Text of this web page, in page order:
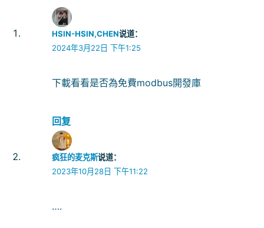
HSIN-HSIN,CHEN说道：
2024年3月22日 下午1:25
下載看看是否為免費modbus開發庫
回复
疯狂的麦克斯说道：
2023年10月28日 下午11:22
….